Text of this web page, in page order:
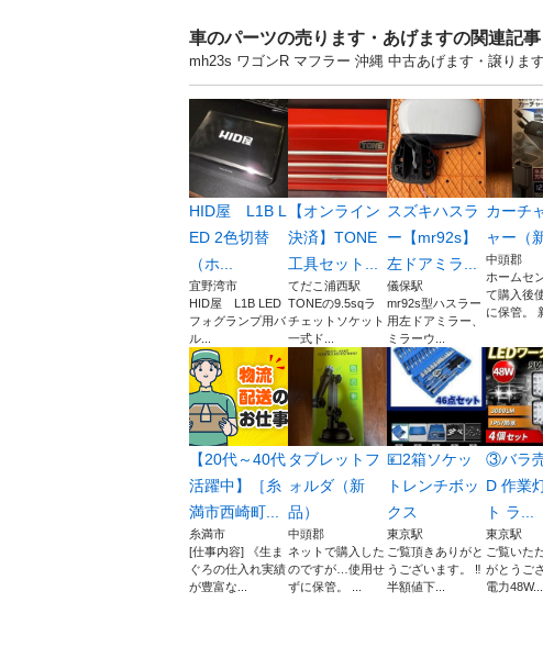
車のパーツの売ります・あげますの関連記事
mh23s ワゴンR マフラー 沖縄 中古あげます・譲りま
HID屋 L1B L
ED 2色切替
（ホ...
宜野湾市
HID屋 L1B LED
フォグランプ用バ
ル...
【オンライン
決済】TONE
工具セット...
てだこ浦西駅
TONEの9.5sqラ
チェットソケット
一式ド...
スズキハスラ
ー【mr92s】
左ドアミラ...
儀保駅
mr92s型ハスラー
用左ドアミラー、
ミラーウ...
カーチ
ャー（
中頭郡
ホームセ
て購入後
に保管。
【20代～40代
活躍中】［糸
満市西崎町...
糸満市
[仕事内容] 《生ま
ぐろの仕入れ実績
が豊富な...
タブレットフ
ォルダ（新
品）
中頭郡
ネットで購入した
のですが…使用せ
ずに保管。 ...
💴2箱ソケッ
トレンチボッ
クス
東京駅
ご覧頂きありがと
うございます。 ‼️
半額値下...
③バラ
D 作業
ト ラ...
東京駅
ご覧いた
がとうご
電力48W...